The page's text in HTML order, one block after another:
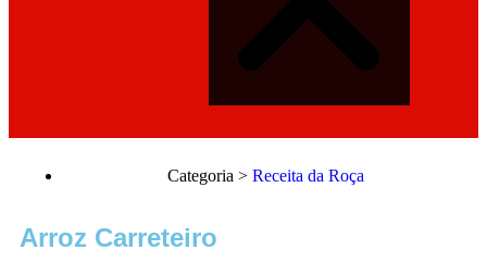
Categoria > Receita da Roça
Arroz Carreteiro